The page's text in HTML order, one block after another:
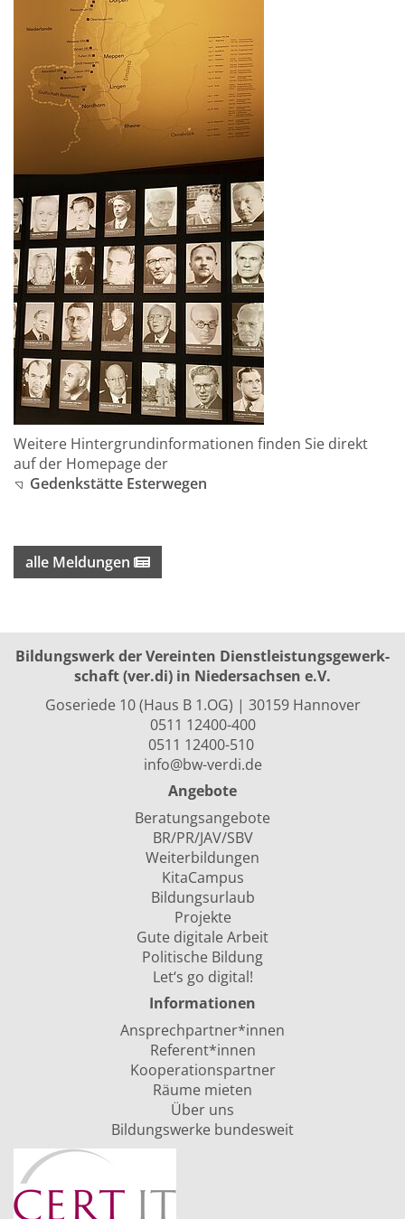
Weitere Hintergrundinformationen finden Sie direkt
auf der Homepage der
Gedenkstätte Esterwegen
alle Meldungen
Bildungswerk der Vereinten Dienst­leis­tungs­ge­werk­
schaft (ver.di) in Niedersachsen e.V.
Goseriede 10 (Haus B 1.OG) | 30159 Hannover
0511 12400-400
0511 12400-510
info@bw-verdi.de
Angebote
Beratungsangebote
BR/PR/JAV/SBV
Weiterbildungen
KitaCampus
Bildungsurlaub
Projekte
Gute digitale Arbeit
Politische Bildung
Let‘s go digital!
Informationen
Ansprechpartner*innen
Referent*innen
Kooperationspartner
Räume mieten
Über uns
Bildungswerke bundesweit